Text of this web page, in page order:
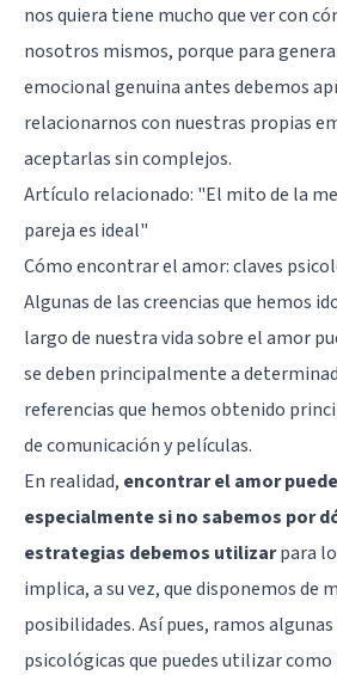
nos quiera tiene mucho que ver con
nosotros mismos, porque para
emocional genuina antes debemos
relacionarnos con nuestras propias
aceptarlas sin complejos.
Artículo relacionado: "El mito de la
pareja es ideal"
Cómo encontrar el amor: claves
Algunas de las creencias que hemos
largo de nuestra vida sobre el amor
se deben principalmente a
referencias que hemos obtenido
de comunicación y películas.
En realidad, encontrar el amor
especialmente si no sabemos por
estrategias debemos utilizarpara
implica, a su vez, que disponemos de
posibilidades. Así pues, ramos algunas
psicológicas que puedes utilizar